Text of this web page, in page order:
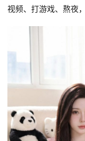
视频、打游戏、熬夜